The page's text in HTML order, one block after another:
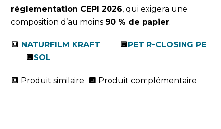
réglementation CEPI 2026, qui exigera une
composition d’au moins 90 % de papier.
🔳 NATURFILM KRAFT 🔲PET R-CLOSING PE
🔲SOL
🔳 Produit similaire 🔲 Produit complémentaire